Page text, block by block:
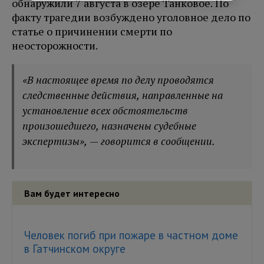
обнаружили 7 августа в озере Танковое. По
факту трагедии возбуждено уголовное дело по
статье о причинении смерти по
неосторожности.
«В настоящее время по делу проводятся
следственные действия, направленные на
установление всех обстоятельств
произошедшего, назначены судебные
экспертизы», — говорится в сообщении.
Вам будет интересно
Человек погиб при пожаре в частном доме
в Гатчинском округе